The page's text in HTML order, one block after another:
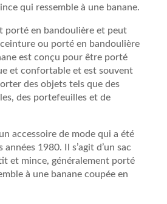
qui ressemble à une banane.
porté en bandoulière et peut
ou porté en bandoulière
est conçu pour être porté
et confortable et est souvent
des objets tels que des
des portefeuilles et de
accessoire de mode qui a été
1980. Il s’agit d’un sac
et mince, généralement porté
à une banane coupée en